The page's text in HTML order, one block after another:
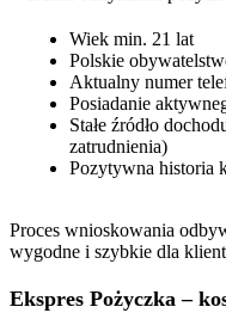
Wiek min. 21 lat
Polskie
Aktualny numer
Posiadanie
Stałe źródło
zatrudnienia)
Pozytywna historia
Proces wnioskowania
wygodne i szybkie dla
Ekspres Pożyczka –